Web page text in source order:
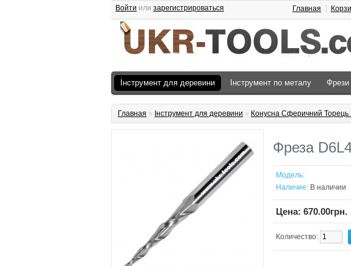
Войти или зарегистрироваться Главная
Інструмент для деревини Інструмент по металу Фрези
Главная » Інструмент для деревини » Конусна Сферичний Торець
Фреза
Модель:
Наличие: В наличии
Цена: 670.00грн.
Количество: